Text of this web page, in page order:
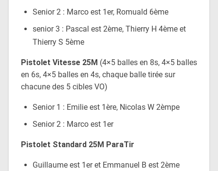
Senior 2 : Marco est 1er, Romuald 6ème
senior 3 : Pascal est 2ème, Thierry H 4ème et
Thierry S 5ème
Pistolet Vitesse 25M (4×5 balles en 8s, 4×5 balles
en 6s, 4×5 balles en 4s, chaque balle tirée sur
chacune des 5 cibles VO)
Senior 1 : Emilie est 1ère, Nicolas W 2èmpe
Senior 2 : Marco est 1er
Pistolet Standard 25M ParaTir
Guillaume est 1er et Emmanuel B est 2ème